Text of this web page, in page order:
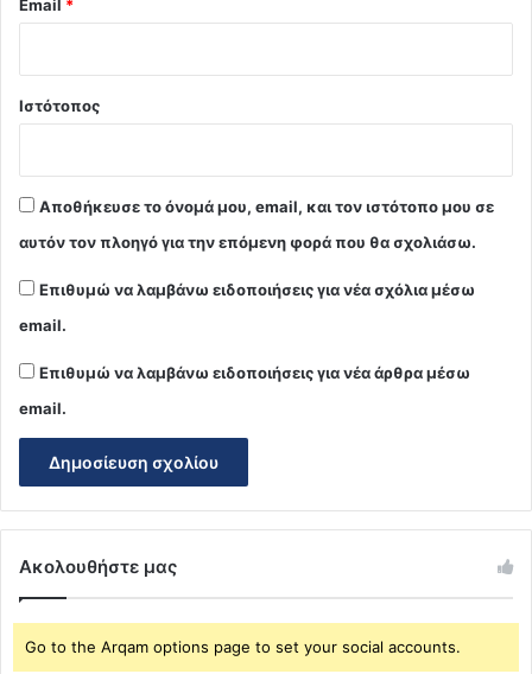
Email *
Ιστότοπος
Αποθήκευσε το όνομά μου, email, και τον ιστότοπο μου σε
αυτόν τον πλοηγό για την επόμενη φορά που θα σχολιάσω.
Επιθυμώ να λαμβάνω ειδοποιήσεις για νέα σχόλια μέσω
email.
Επιθυμώ να λαμβάνω ειδοποιήσεις για νέα άρθρα μέσω
email.
Ακολουθήστε μας
Go to the Arqam options page to set your social accounts.